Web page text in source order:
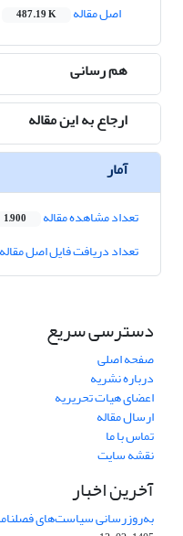
اصل مقاله
487.19 K
هم رسانی
ارجاع به این مقاله
آمار
تعداد مشاهده مقاله 1,900
تعداد دریافت فایل اصل مقاله
دسترسی سریع
صفحه اصلی
درباره نشریه
اعضای هیات تحریریه
ارسال مقاله
تماس با ما
نقشه سایت
آخرین اخبار
به‌روزرسانی سیاست‌های